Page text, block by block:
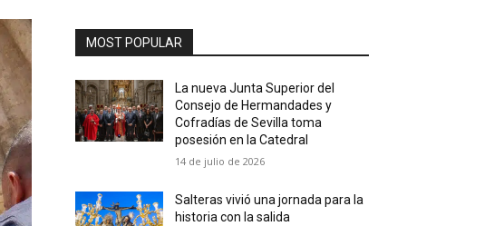
MOST POPULAR
La nueva Junta Superior del
Consejo de Hermandades y
Cofradías de Sevilla toma
posesión en la Catedral
14 de julio de 2026
Salteras vivió una jornada para la
historia con la salida